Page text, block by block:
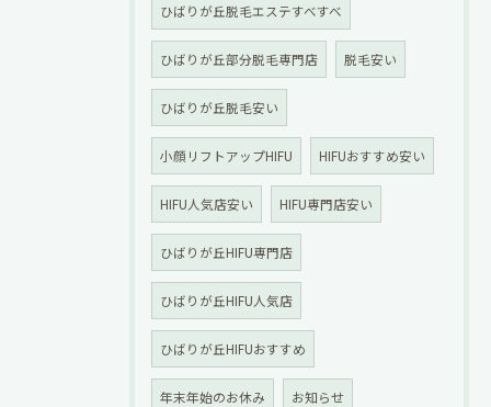
ひばりが丘脱毛エステすべすべ
ひばりが丘部分脱毛専門店 脱毛安い
ひばりが丘脱毛安い
小顔リフトアップHIFU HIFUおすすめ安い
HIFU人気店安い HIFU専門店安い
ひばりが丘HIFU専門店
ひばりが丘HIFU人気店
ひばりが丘HIFUおすすめ
年末年始のお休み お知らせ